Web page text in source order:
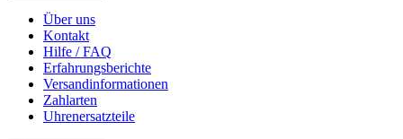
Über uns
Kontakt
Hilfe / FAQ
Erfahrungsberichte
Versandinformationen
Zahlarten
Uhrenersatzteile